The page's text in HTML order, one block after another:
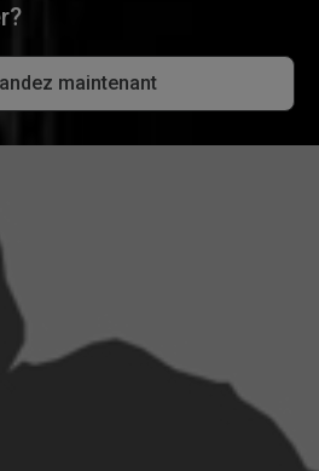
maintenant